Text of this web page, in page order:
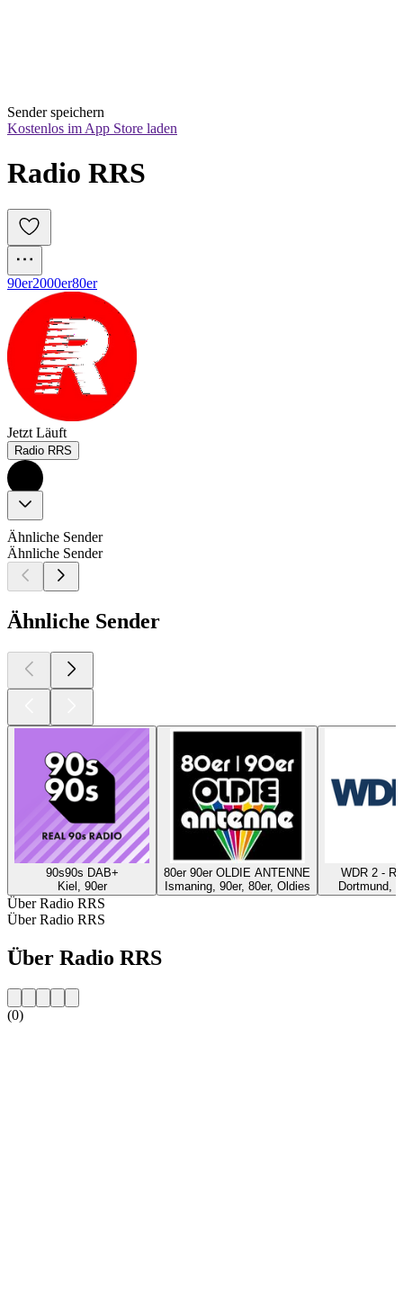
Sender speichern
Kostenlos im App Store laden
Radio RRS
90er2000er80er
Jetzt Läuft
Radio RRS
Ähnliche Sender
Ähnliche Sender
Ähnliche Sender
90s90s DAB+
Kiel, 90er
80er 90er OLDIE ANTENNE
Ismaning, 90er, 80er, Oldies
WDR 2 -
Dortmund,
Über Radio RRS
Über Radio RRS
Über Radio RRS
(0)